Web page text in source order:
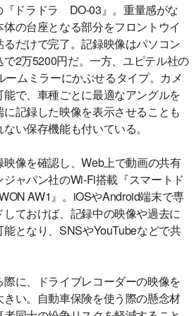
ドラドラ DO-03』。重量感がな
の台座となる部分をフロントウイ
だけで完了。記録映像はパソコン
2万5200円だ。一方、ユピテル社の
ームミラーにかぶせるタイプ。カメ
で、車種ごとに最適なアングルを
記録した映像を表示させることも
い保存機能も付いている。
像を確認し、Web上で動画の共有
ャパン社のWi-Fi搭載『スマートド
AW1』。iOSやAndroid端末で専
ておけば、記録中の映像や過去に
となり、SNSやYouTubeなどで共
に、ドライブレコーダーの映像を
い。自動車保険を使う際の懸念材